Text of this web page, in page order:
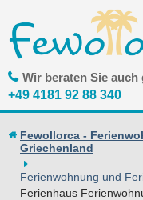
Wir beraten Sie
+49 4181 92 88 340
Fewollorca -
Griechenland
Ferienwohnung und
Ferienhaus